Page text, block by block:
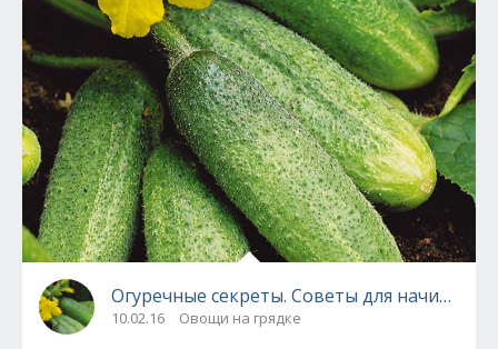
Огуречные секреты. Советы для
10.02.16 Овощи на грядке